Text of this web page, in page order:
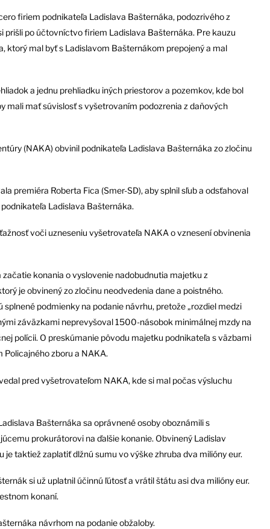
firiem podnikateľa Ladislava Bašternáka, podozrivého z
prišli po účtovníctvo firiem Ladislava Bašternáka. Pre kauzu
ktorý mal byť s Ladislavom Bašternákom prepojený a mal
a jednu prehliadku iných priestorov a pozemkov, kde bol
mali mať súvislosť s vyšetrovaním podozrenia z daňových
(NAKA) obvinil podnikateľa Ladislava Bašternáka zo zločinu
premiéra Roberta Fica (Smer-SD), aby splnil sľub a odsťahoval
Ladislava Bašternáka.
voči uzneseniu vyšetrovateľa NAKA o vznesení obvinenia
konania o vyslovenie nadobudnutia majetku z
je obvinený zo zločinu neodvedenia dane a poistného.
podmienky na podanie návrhu, pretože „rozdiel medzi
záväzkami neprevyšoval 1500-násobok minimálnej mzdy na
polícii. O preskúmanie pôvodu majetku podnikateľa s väzbami
zboru a NAKA.
pred vyšetrovateľom NAKA, kde si mal počas výsluchu
Bašternáka sa oprávnené osoby oboznámili s
prokurátorovi na ďalšie konanie. Obvinený Ladislav
taktiež zaplatiť dlžnú sumu vo výške zhruba dva milióny eur.
si už uplatnil účinnú ľútosť a vrátil štátu asi dva milióny eur.
konaní.
návrhom na podanie obžaloby.